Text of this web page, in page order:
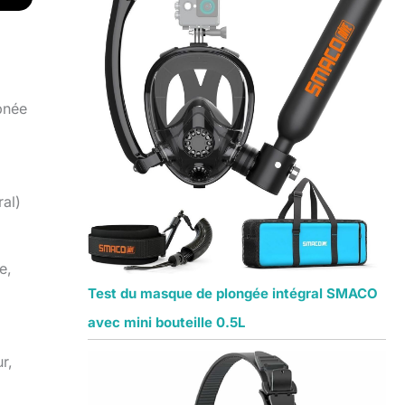
Test du masque de plongée intégral SMACO
avec mini bouteille 0.5L